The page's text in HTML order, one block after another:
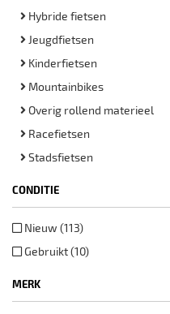
Hybride fietsen
Jeugdfietsen
Kinderfietsen
Mountainbikes
Overig rollend materieel
Racefietsen
Stadsfietsen
CONDITIE
Nieuw (113)
Gebruikt (10)
MERK